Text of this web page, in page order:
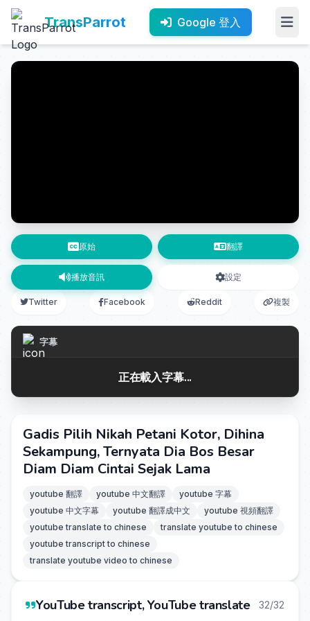
TransParrot Google 登入
原始 翻譯
播放音訊 設定
Twitter Facebook Reddit 複製
字幕
正在載入字幕...
Gadis Pilih Nikah Petani Kotor, Dihina
Sekampung, Ternyata Dia Bos Besar
Diam Diam Cintai Sejak Lama
youtube 翻譯 youtube 中文翻譯
youtube 字幕
youtube 中文字幕
youtube 翻譯成中文
youtube 視頻翻譯
youtube translate to chinese
translate youtube to chinese
youtube transcript to chinese
translate youtube video to chinese
YouTube transcript, YouTube translate 32/32